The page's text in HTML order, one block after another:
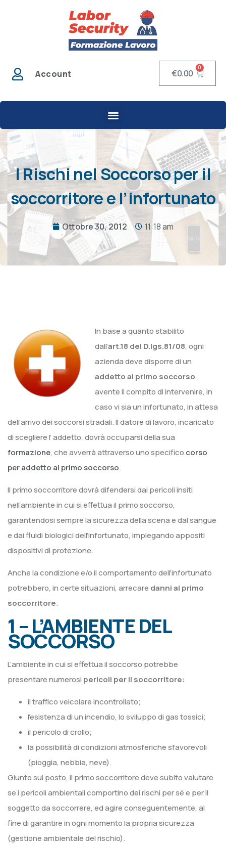
Account €0.00
0
I Rischi nel Soccorso per il
soccorritore e l’infortunato
Ottobre 30, 2012 11:18 am
In base a quanto stabilito
dall’art.18 del D.lgs.81/08, ogni
azienda deve disporre di un
addetto al primo soccorso,
avente il compito di intervenire, in
caso vi sia un infortunato, in attesa
dell’arrivo dei soccorsi stradali. Il datore di lavoro, incaricato
di scegliere l’ addetto, dovrà occuparsi della sua
formazione, che avverrà attraverso uno specifico corso
per addetto al primo soccorso.
Il primo soccorritore dovrà difendersi dai pericoli insiti
nell’ambiente in cui si effettua il primo soccorso,
garantendosi sempre la sicurezza della scena e dal sangue
e dai fluidi biologici dell’infortunato, impiegando appositi
dispositivi di protezione.
Anche la condizione e/o il comportamento dell’infortunato
potrebbero, in certe situazioni, arrecare danni al primo
soccorritore.
1 – L’AMBIENTE DEL
SOCCORSO
L’ambiente in cui si effettua il soccorso potrebbe
presentare numerosi pericoli per il soccorritore:
il traffico veicolare incontrollato;
l’esistenza di un incendio, lo sviluppo di gas tossici;
il pericolo di crollo;
la possibilità di condizioni atmosferiche sfavorevoli
(pioggia, nebbia, neve).
Giunto sul posto, il primo soccorritore deve subito valutare
se i pericoli ambientali comportino dei rischi per sé e per il
soggetto da soccorrere, ed agire conseguentemente, al
fine di garantire in ogni momento la propria sicurezza
(gestione ambientale del rischio).